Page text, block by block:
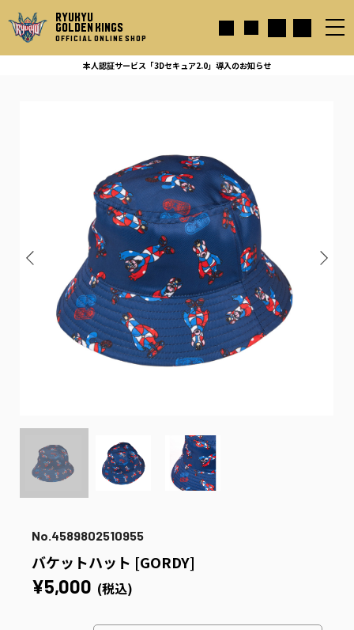
RYUKYU
GOLDEN KINGS
OFFICIAL ONLINE SHOP
本人認証サービス「3Dセキュア2.0」導入のお知らせ
No.4589802510955
バケットハット [GORDY]
¥5,000 (税込)